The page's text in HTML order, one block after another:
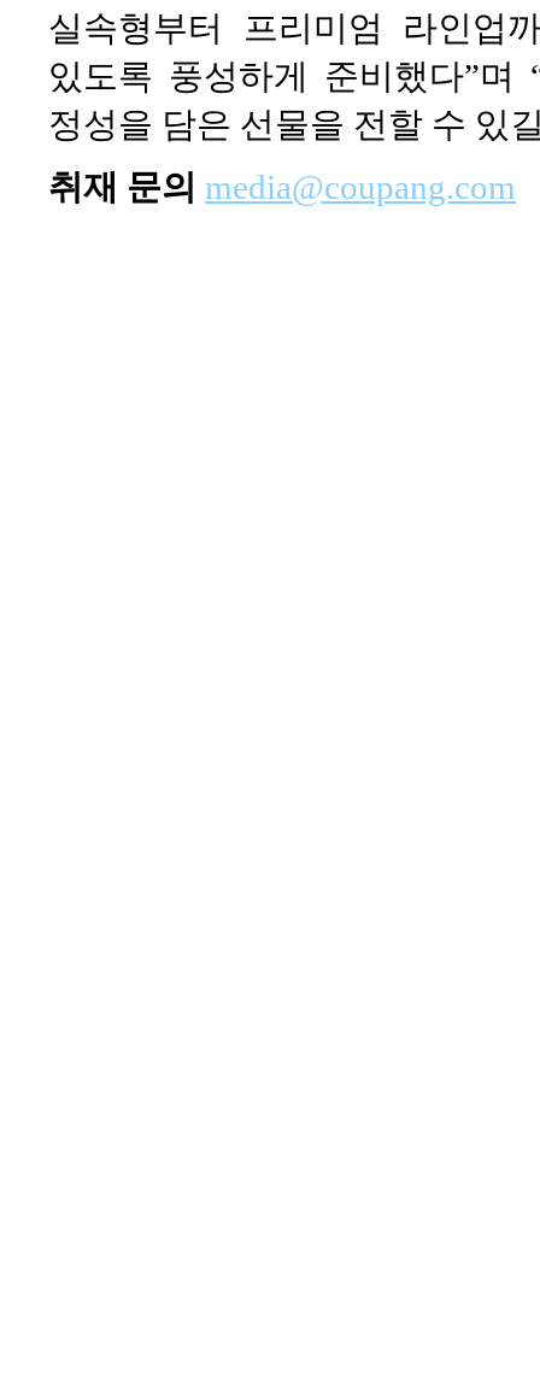
실속형부터 프리미엄 라인업
있도록 풍성하게 준비했다”
정성을 담은 선물을 전할 수 있
취재 문의 media@coupang.com